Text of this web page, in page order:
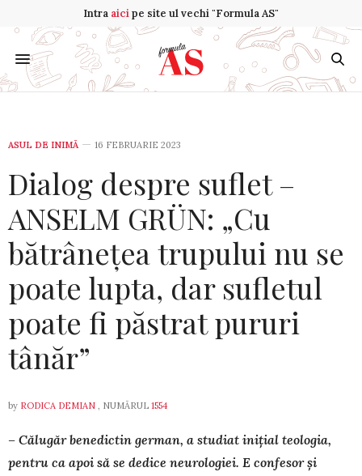
Intra aicipe site ul vechi "Formula AS"
ASUL DE INIMĂ 16 FEBRUARIE 2023
Dialog despre suflet –
ANSELM GRÜN: „Cu
bătrânețea trupului nu se
poate lupta, dar sufletul
poate fi păstrat pururi
tânăr”
by RODICA DEMIAN , NUMĂRUL 1554
– Călugăr benedictin german, a studiat inițial teologia,
pentru ca apoi să se dedice neurologiei. E confesor și